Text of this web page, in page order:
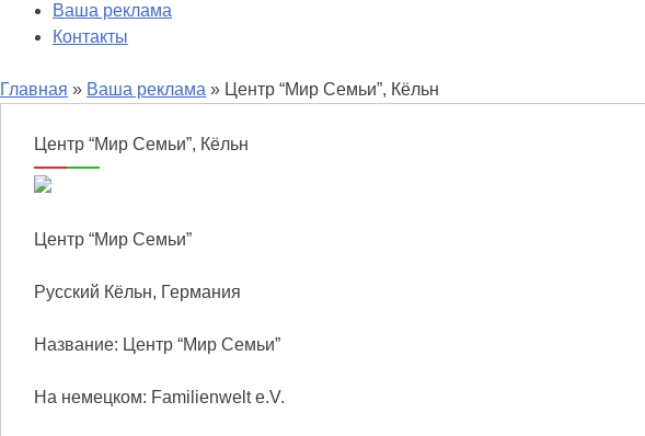
Ваша реклама
Контакты
Главная » Ваша реклама » Центр “Мир Семьи”, Кёльн
Центр “Мир Семьи”, Кёльн
Центр “Мир Семьи”
Русский Кёльн, Германия
Название: Центр “Мир Семьи”
На немецком: Familienwelt e.V.